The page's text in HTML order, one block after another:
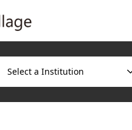
Select a Institution